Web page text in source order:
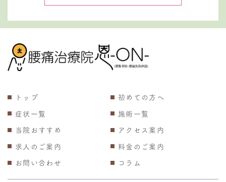
トップ
初めての方へ
症状一覧
施術一覧
当院おすすめ
アクセス案内
求人のご案内
料金のご案内
お問い合わせ
コラム